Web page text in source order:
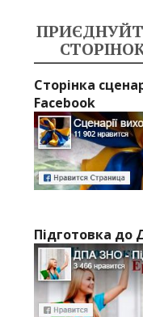
СТОРІНОК
Сторінка
Facebook
Підготовка до